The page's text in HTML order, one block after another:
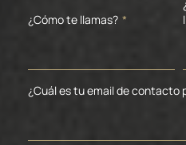
¿Cómo te llamas? *
¿Cuál es tu email de contacto